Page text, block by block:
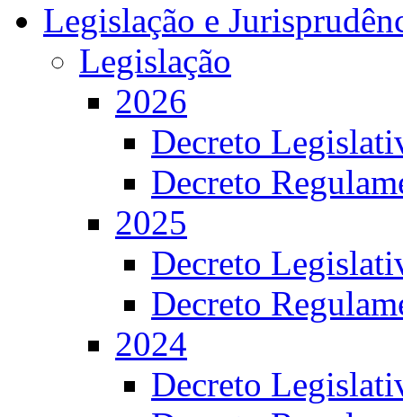
Legislação e
Legislação
2026
Decreto
Decreto
2025
Decreto
Decreto
2024
Decreto